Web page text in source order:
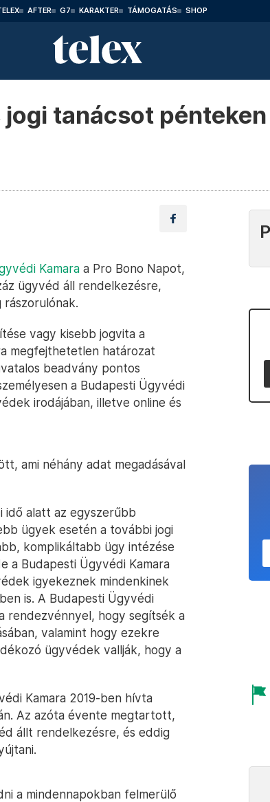
AFTER G7 KARAKTER TÁMOGATÁS SHOP
tanácsot
Kamara a Pro Bono Napot,
ügyvéd áll rendelkezésre,
vagy kisebb jogvita a
megfejthetetlen határozat
beadvány pontos
a Budapesti Ügyvédi
irodájában, illetve online és
ami néhány adat megadásával
idő alatt az egyszerűbb
ügyek esetén a további jogi
komplikáltabb ügy intézése
a Budapesti Ügyvédi Kamara
igyekeznek mindenkinek
is. A Budapesti Ügyvédi
rendezvénnyel, hogy segítsék a
valamint hogy ezekre
ügyvédek vallják, hogy a
Kamara 2019-ben hívta
Az azóta évente megtartott,
állt rendelkezésre, és eddig
a mindennapokban felmerülő